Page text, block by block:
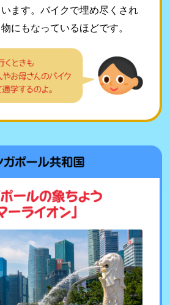
ます。バイクで埋め尽くされ
にもなっているほどです。